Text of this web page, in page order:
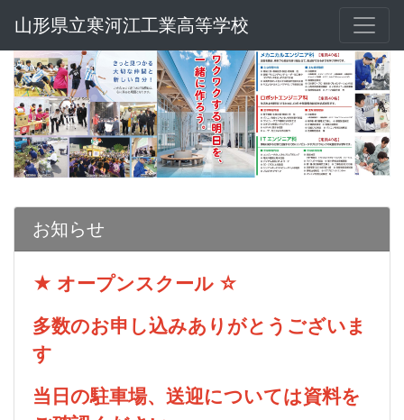
山形県立寒河江工業高等学校
お知らせ
★ オープンスクール ☆
多数のお申し込みありがとうございま
す
当日の駐車場、送迎については資料を